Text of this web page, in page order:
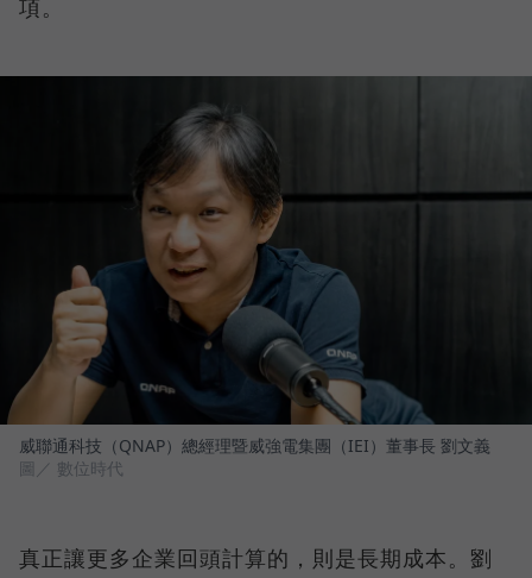
項。
威聯通科技（QNAP）總經理暨威強電集團（IEI）董事長 劉文義
圖／ 數位時代
真正讓更多企業回頭計算的，則是長期成本。劉